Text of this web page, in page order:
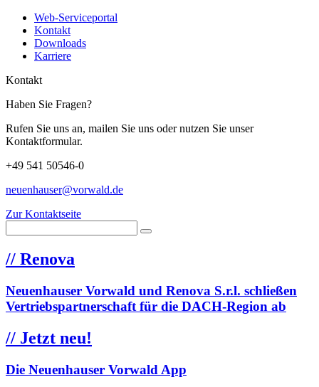
Web-Serviceportal
Kontakt
Downloads
Karriere
Kontakt
Haben Sie Fragen?
Rufen Sie uns an, mailen Sie uns oder nutzen Sie unser
Kontaktformular.
+49 541 50546-0
neuenhauser@vorwald.de
Zur Kontaktseite
// Renova
Neuenhauser Vorwald und Renova S.r.l. schließen
Vertriebspartnerschaft für die DACH-Region ab
// Jetzt neu!
Die Neuenhauser Vorwald App